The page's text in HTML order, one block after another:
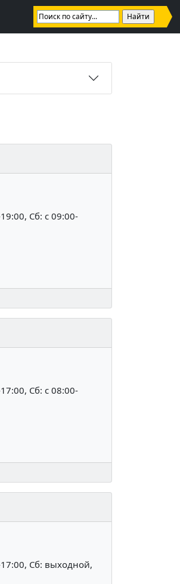
Сб: c 09:00-
Сб: c 08:00-
Сб: выходной,